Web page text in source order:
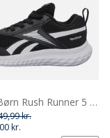
Reebok Børn Rush Runner 5 Elastiksnørebånd Neutrale Løbesko Sort/Sort/Hvid
kr.
kr.